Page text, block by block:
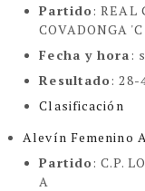
Partido:REAL
COVADONGA
Fecha y hora:
Resultado: 28-
Clasificación
Alevín Femenino A
Partido: C.P.
A